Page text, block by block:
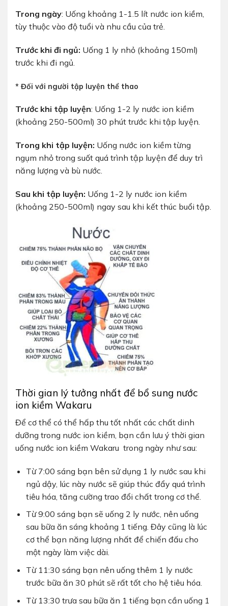
Trong ngày: Uống khoảng 1-1.5 lít nước ion kiềm,
tùy thuộc vào độ tuổi và nhu cầu của trẻ.
Trước khi đi ngủ: Uống 1 ly nhỏ (khoảng 150ml)
trước khi đi ngủ.
* Đối với người tập luyện thể thao
Trước khi tập luyện: Uống 1-2 ly nước ion kiềm
(khoảng 250-500ml) 30 phút trước khi tập luyện.
Trong khi tập luyện: Uống nước ion kiềm từng
ngụm nhỏ trong suốt quá trình tập luyện để duy trì
năng lượng và bù nước.
Sau khi tập luyện: Uống 1-2 ly nước ion kiềm
(khoảng 250-500ml) ngay sau khi kết thúc buổi tập.
Thời gian lý tưởng nhất để bổ sung nước
ion kiềm Wakaru
Để cơ thể có thể hấp thu tốt nhất các chất dinh
dưỡng trong nước ion kiềm, bạn cần lưu ý thời gian
uống nước ion kiềm Wakaru trong ngày như sau:
Từ 7:00 sáng bạn bên sử dụng 1 ly nước sau khi
ngủ dậy, lúc này nước sẽ giúp thúc đẩy quá trình
tiêu hóa, tăng cường trao đổi chất trong cơ thể.
Từ 9:00 sáng bạn sẽ uống 2 ly nước, nên uống
sau bữa ăn sáng khoảng 1 tiếng. Đây cũng là lúc
cơ thể bạn năng lượng nhất để chiến đấu cho
một ngày làm việc dài.
Từ 11:30 sáng bạn nên uống thêm 1 ly nước
trước bữa ăn 30 phút sẽ rất tốt cho hệ tiêu hóa.
Từ 13:30 trưa sau bữa ăn 1 tiếng bạn cần uống 1